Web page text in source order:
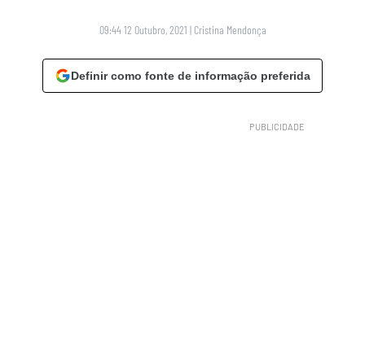
09:44 12 Outubro, 2021 | Cristina Mendonça
Definir como fonte de informação preferida